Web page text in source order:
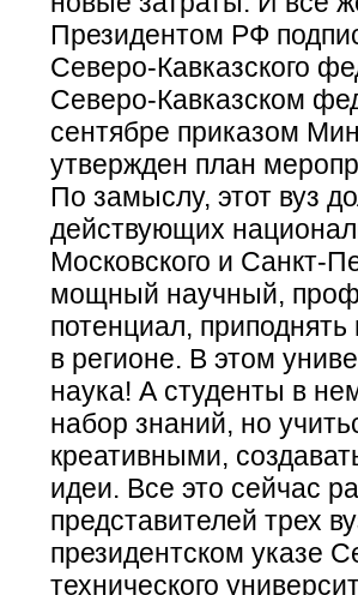
Президентом РФ
Северо-Кавказского
Северо-Кавказском
сентябре приказом
утвержден план
По замыслу, этот вуз
действующих
Московского и Санкт-
мощный научный,
потенциал,
в регионе. В этом
наука! А студенты в
набор знаний, но
креативными,
идеи. Все это сейчас
представителей трех
президентском указе
технического